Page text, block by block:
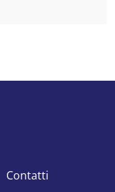
Contatti